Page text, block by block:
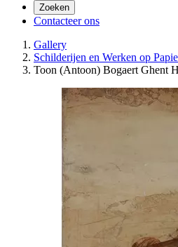
Zoeken
Contacteer ons
Gallery
Schilderijen en Werken op
Toon (Antoon) Bogaert Ghent